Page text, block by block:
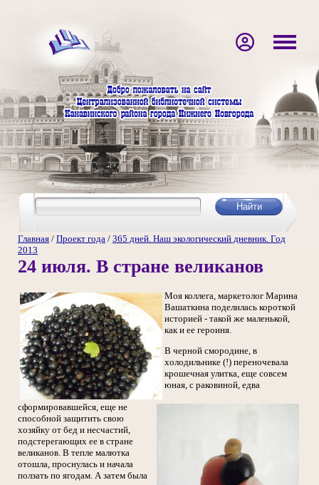
Главная / Проект года / 365 дней. Наш экологический дневник. Год
2013
24 июля. В стране великанов
Моя коллега, маркетолог Марина
Вашаткина поделилась короткой
историей - такой же маленькой,
как и ее героиня.
В черной смородине, в
холодильнике (!) переночевала
крошечная улитка, еще совсем
юная, с раковиной, едва
сформировавшейся, еще не
способной защитить свою
хозяйку от бед и несчастий,
подстерегающих ее в стране
великанов. В тепле малютка
отошла, проснулась и начала
ползать по ягодам. А затем была